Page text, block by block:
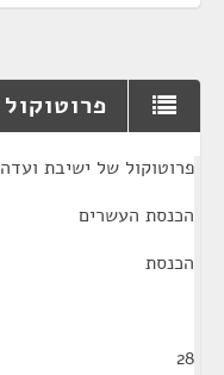
פרוטוקול
פרוטוקול של ישיבת ועדה
הכנסת העשרים
הכנסת
28